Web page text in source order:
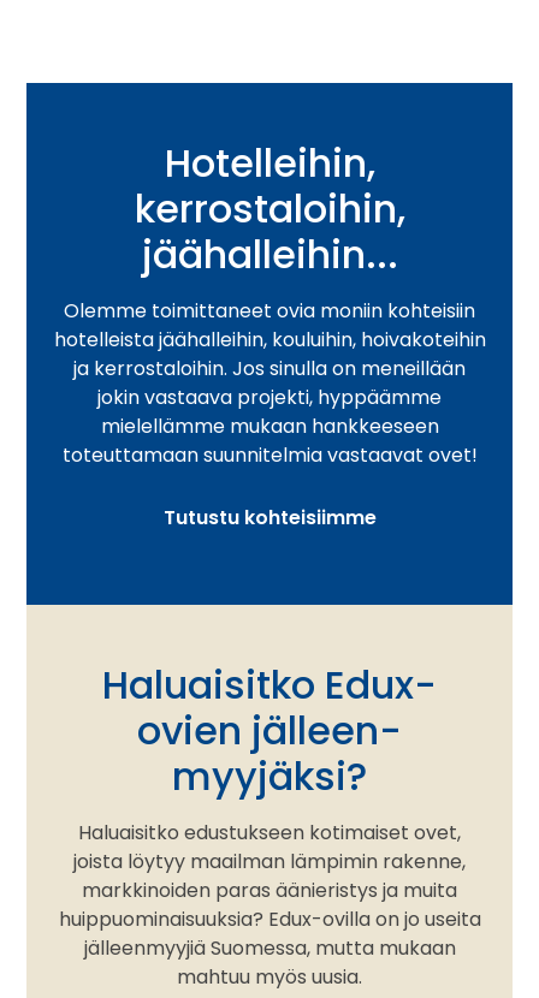
Hotelleihin,
kerrostaloihin,
jäähalleihin...
Olemme toimittaneet ovia moniin kohteisiin
hotelleista jäähalleihin, kouluihin, hoivakoteihin
ja kerrostaloihin. Jos sinulla on meneillään
jokin vastaava projekti, hyppäämme
mielellämme mukaan hankkeeseen
toteuttamaan suunnitelmia vastaavat ovet!
Tutustu kohteisiimme
Haluaisitko Edux-
ovien jälleen­
myyjäksi?
Haluaisitko edustukseen kotimaiset ovet,
joista löytyy maailman lämpimin rakenne,
markkinoiden paras äänieristys ja muita
huippuominaisuuksia? Edux-ovilla on jo useita
jälleenmyyjiä Suomessa, mutta mukaan
mahtuu myös uusia.